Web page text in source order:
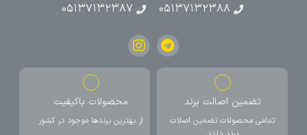
۰۵۱۳۷۱۳۲۳۸۸
۰۵۱۳۷۱۳۲۳۸۷
تضمین اصالت برند
تمامی محصولات تضمین اصلات
محصولات باکیفیت
از بهترین برندها موجود در کشور